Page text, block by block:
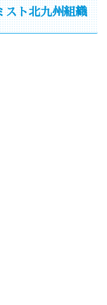
ト北九州組織